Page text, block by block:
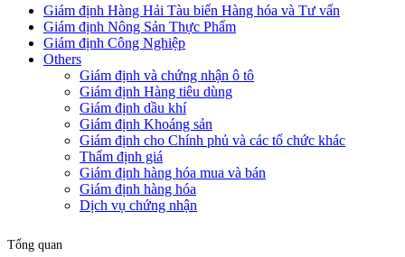
Giám định Hàng Hải Tàu biển Hàng hóa và Tư vấn
Giám định Nông Sản Thực Phẩm
Giám định Công Nghiệp
Others
Giám định và chứng nhận ô tô
Giám định Hàng tiêu dùng
Giám định dầu khí
Giám định Khoáng sản
Giám định cho Chính phủ và các tổ chức khác
Thẩm định giá
Giám định hàng hóa mua và bán
Giám định hàng hóa
Dịch vụ chứng nhận
Tổng quan